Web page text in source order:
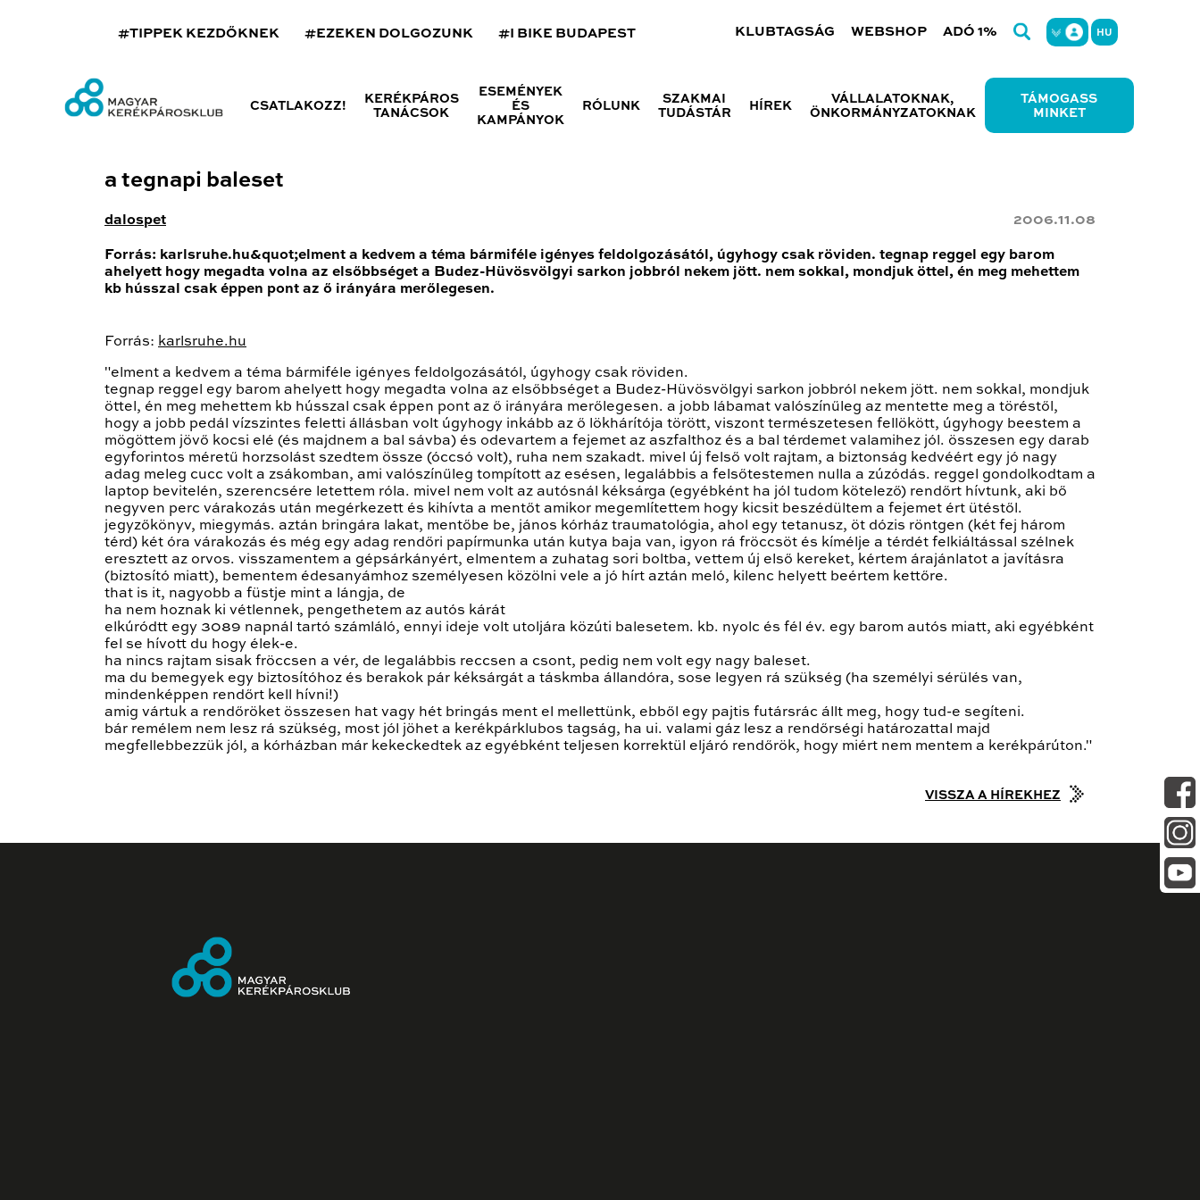
#TIPPEK KEZDŐKNEK #EZEKEN DOLGOZUNK #I BIKE BUDAPEST KLUBTAGSÁG WEBSHOP ADÓ 1% HU
CSATLAKOZZ!
KERÉKPÁROS
TANÁCSOK
ESEMÉNYEK
ÉS
KAMPÁNYOK
RÓLUNK
SZAKMAI
TUDÁSTÁR
HÍREK
VÁLLALATOKNAK,
ÖNKORMÁNYZATOKNAK
TÁMOGASS
MINKET
a tegnapi baleset
dalospet 2006.11.08
Forrás: karlsruhe.hu&quot;elment a kedvem a téma bármiféle igényes feldolgozásától, úgyhogy csak röviden. tegnap reggel egy barom
ahelyett hogy megadta volna az elsőbbséget a Budez-Hüvösvölgyi sarkon jobbról nekem jött. nem sokkal, mondjuk öttel, én meg mehettem
kb hússzal csak éppen pont az ő irányára merőlegesen.
Forrás: karlsruhe.hu
"elment a kedvem a téma bármiféle igényes feldolgozásától, úgyhogy csak röviden.
tegnap reggel egy barom ahelyett hogy megadta volna az elsőbbséget a Budez-Hüvösvölgyi sarkon jobbról nekem jött. nem sokkal, mondjuk
öttel, én meg mehettem kb hússzal csak éppen pont az ő irányára merőlegesen. a jobb lábamat valószínűleg az mentette meg a töréstől,
hogy a jobb pedál vízszintes feletti állásban volt úgyhogy inkább az ő lökhárítója törött, viszont természetesen fellökött, úgyhogy beestem a
mögöttem jövő kocsi elé (és majdnem a bal sávba) és odevartem a fejemet az aszfalthoz és a bal térdemet valamihez jól. összesen egy darab
egyforintos méretű horzsolást szedtem össze (óccsó volt), ruha nem szakadt. mivel új felső volt rajtam, a biztonság kedvéért egy jó nagy
adag meleg cucc volt a zsákomban, ami valószínűleg tompított az esésen, legalábbis a felsőtestemen nulla a zúzódás. reggel gondolkodtam a
laptop bevitelén, szerencsére letettem róla. mivel nem volt az autósnál kéksárga (egyébként ha jól tudom kötelező) rendőrt hívtunk, aki bő
negyven perc várakozás után megérkezett és kihívta a mentőt amikor megemlítettem hogy kicsit beszédültem a fejemet ért ütéstől.
jegyzőkönyv, miegymás. aztán bringára lakat, mentőbe be, jános kórház traumatológia, ahol egy tetanusz, öt dózis röntgen (két fej három
térd) két óra várakozás és még egy adag rendőri papírmunka után kutya baja van, igyon rá fröccsöt és kímélje a térdét felkiáltással szélnek
eresztett az orvos. visszamentem a gépsárkányért, elmentem a zuhatag sori boltba, vettem új első kereket, kértem árajánlatot a javításra
(biztosító miatt), bementem édesanyámhoz személyesen közölni vele a jó hírt aztán meló, kilenc helyett beértem kettőre.
that is it, nagyobb a füstje mint a lángja, de
ha nem hoznak ki vétlennek, pengethetem az autós kárát
elkúródtt egy 3089 napnál tartó számláló, ennyi ideje volt utoljára közúti balesetem. kb. nyolc és fél év. egy barom autós miatt, aki egyébként
fel se hívott du hogy élek-e.
ha nincs rajtam sisak fröccsen a vér, de legalábbis reccsen a csont, pedig nem volt egy nagy baleset.
ma du bemegyek egy biztosítóhoz és berakok pár kéksárgát a táskmba állandóra, sose legyen rá szükség (ha személyi sérülés van,
mindenképpen rendőrt kell hívni!)
amig vártuk a rendőröket összesen hat vagy hét bringás ment el mellettünk, ebből egy pajtis futársrác állt meg, hogy tud-e segíteni.
bár remélem nem lesz rá szükség, most jól jöhet a kerékpárklubos tagság, ha ui. valami gáz lesz a rendőrségi határozattal majd
megfellebbezzük jól, a kórházban már kekeckedtek az egyébként teljesen korrektül eljáró rendőrök, hogy miért nem mentem a kerékpárúton."
VISSZA A HÍREKHEZ